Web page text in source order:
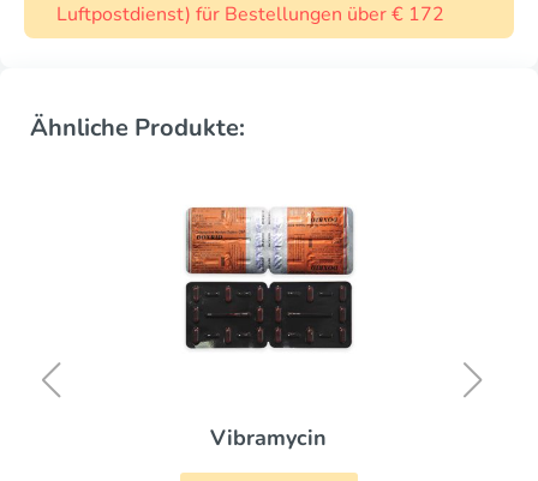
Luftpostdienst) für Bestellungen über € 172
Ähnliche Produkte:
Vibramycin